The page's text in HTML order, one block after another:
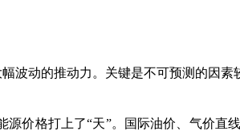
动的推动力。关键是不可预测的因素
价格打上了“天”。国际油价、气价直